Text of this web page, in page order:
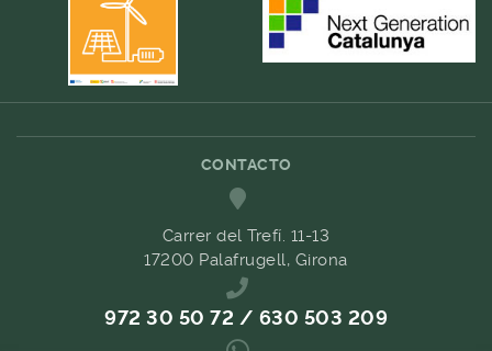
CONTACTO
Carrer del Trefí. 11-13
17200 Palafrugell, Girona
972 30 50 72 / 630 503 209